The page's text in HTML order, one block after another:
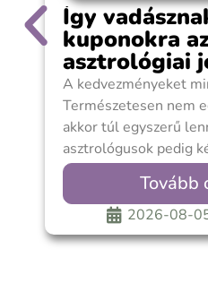
Így
kuponokra
asztrológiai
spórol?
A kedvezményeket
Természetesen nem
akkor túl egyszerű
asztrológusok pedig
lennének rendes
büszkén lobogtatja a
mindenkinek
százalékkal
Tovább
2026-08-